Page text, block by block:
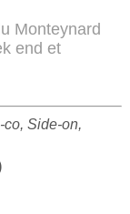
Monteynard
end et
Side-on,